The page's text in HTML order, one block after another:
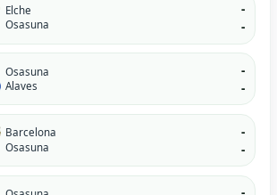
Elche
Osasuna
-
-
Osasuna
Alaves
-
-
Barcelona
Osasuna
-
-